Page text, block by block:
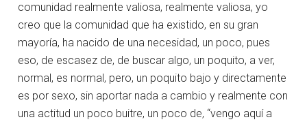
comunidad realmente valiosa, realmente valiosa, yo
creo que la comunidad que ha existido, en su gran
mayoría, ha nacido de una necesidad, un poco, pues
eso, de escasez de, de buscar algo, un poquito, a ver,
normal, es normal, pero, un poquito bajo y directamente
es por sexo, sin aportar nada a cambio y realmente con
una actitud un poco buitre, un poco de, “vengo aquí a